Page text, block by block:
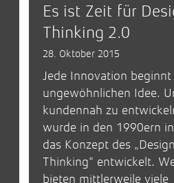
Es ist Zeit für
Thinking 2.0
28. Oktober 2015
Jede Innovation
ungewöhnlichen Idee.
kundennah zu
wurde in den 1990ern
das Konzept des „Design
Thinking“ entwickelt.
bieten mittlerweile viele